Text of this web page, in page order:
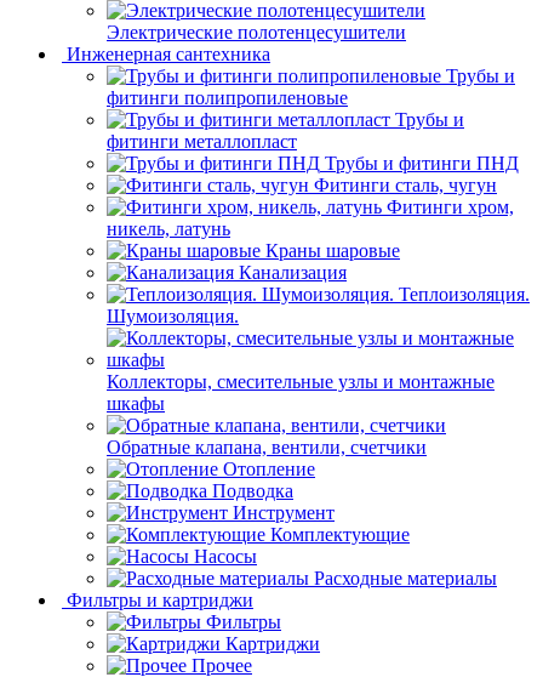
Электрические полотенцесушители
Инженерная сантехника
Трубы и
фитинги полипропиленовые
Трубы и
фитинги металлопласт
Трубы и фитинги ПНД
Фитинги сталь, чугун
Фитинги хром,
никель, латунь
Краны шаровые
Канализация
Теплоизоляция.
Шумоизоляция.
Коллекторы, смесительные узлы и монтажные
шкафы
Обратные клапана, вентили, счетчики
Отопление
Подводка
Инструмент
Комплектующие
Насосы
Расходные материалы
Фильтры и картриджи
Фильтры
Картриджи
Прочее